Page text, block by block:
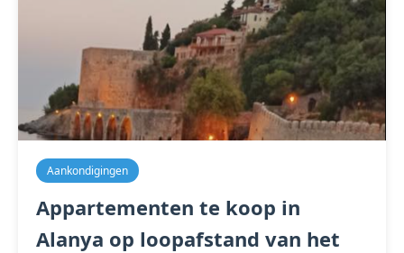
Aankondigingen
Appartementen te koop in
Alanya op loopafstand van het